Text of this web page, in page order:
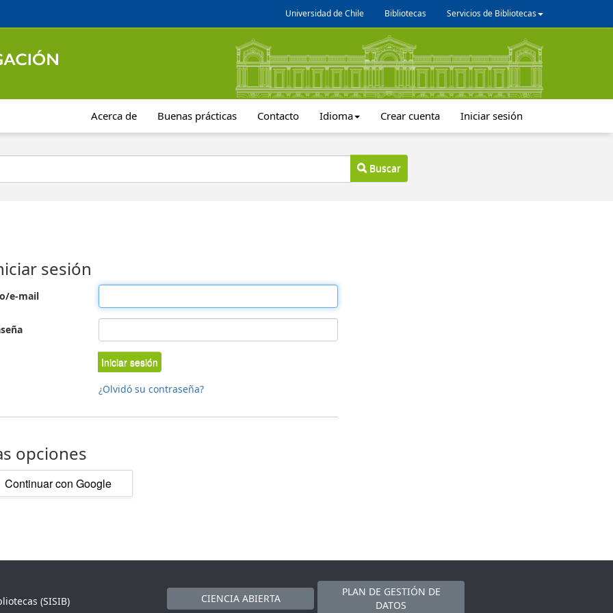
Universidad de Chile Bibliotecas Servicios de Bibliotecas
Acerca de Buenas prácticas Contacto Idioma Crear cuenta Iniciar sesión
Buscar
sesión
e-mail
Iniciar sesión
¿Olvidó su contraseña?
opciones
Continuar con Google
(SISIB)
CIENCIA ABIERTA
PLAN DE GESTIÓN DE
DATOS